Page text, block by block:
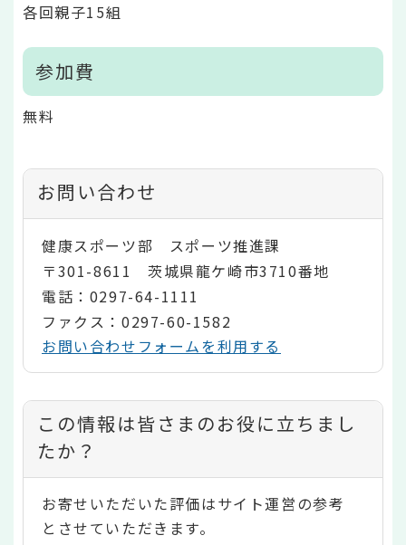
各回親子15組
参加費
無料
お問い合わせ
健康スポーツ部 スポーツ推進課
〒301-8611 茨城県龍ケ崎市3710番地
電話：0297-64-1111
ファクス：0297-60-1582
お問い合わせフォームを利用する
コ
ン
テ
ン
この情報は皆さまのお役に立ちまし
たか？
お寄せいただいた評価はサイト運営の参考
とさせていただきます。